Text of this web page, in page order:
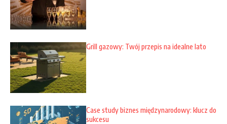
Grill gazowy: Twój przepis na idealne lato
Case study biznes międzynarodowy: klucz do
sukcesu